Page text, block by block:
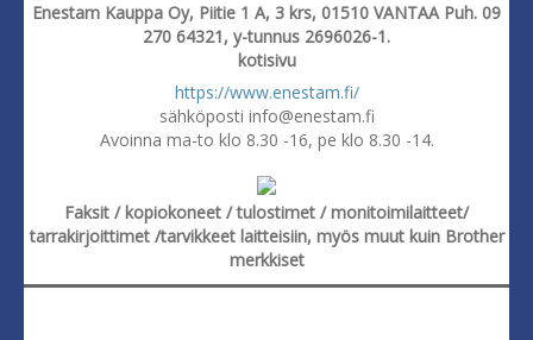
Enestam Kauppa Oy, Piitie 1 A, 3 krs, 01510 VANTAA Puh. 09
270 64321, y-tunnus 2696026-1.
kotisivu
https://www.enestam.fi/
sähköposti info@enestam.fi
Avoinna ma-to klo 8.30 -16, pe klo 8.30 -14.
Faksit / kopiokoneet / tulostimet / monitoimilaitteet/
tarrakirjoittimet /tarvikkeet laitteisiin, myös muut kuin Brother
merkkiset